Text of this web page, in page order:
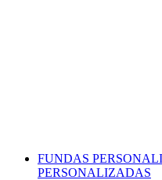
FUNDAS
PERSONALIZADAS